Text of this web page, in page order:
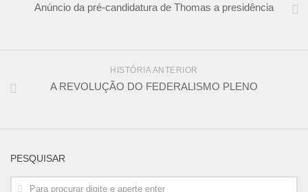
Anúncio da pré-candidatura de Thomas a presidência
HISTÓRIA ANTERIOR
A REVOLUÇÃO DO FEDERALISMO PLENO
PESQUISAR